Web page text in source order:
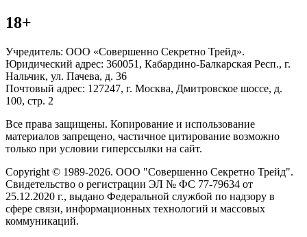
18+
Учредитель: ООО «Совершенно Секретно Трейд».
Юридический адрес: 360051, Кабардино-Балкарская Респ., г.
Нальчик, ул. Пачева, д. 36
Почтовый адрес: 127247, г. Москва, Дмитровское шоссе, д.
100, стр. 2
Все права защищены. Копирование и использование
материалов запрещено, частичное цитирование возможно
только при условии гиперссылки на сайт.
Copyright © 1989-2026. ООО "Совершенно Секретно Трейд".
Свидетельство о регистрации ЭЛ № ФС 77-79634 от
25.12.2020 г., выдано Федеральной службой по надзору в
сфере связи, информационных технологий и массовых
коммуникаций.